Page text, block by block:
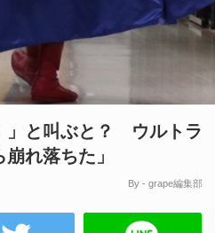
」と叫ぶと？ ウルトラ
れ落ちた」
By - grape編集部